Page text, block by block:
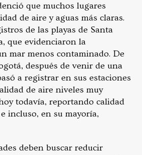
que muchos lugares
de aire y aguas más claras.
de las playas de Santa
que evidenciaron la
mar menos contaminado. De
después de venir de una
a registrar en sus estaciones
de aire niveles muy
todavía, reportando calidad
incluso, en su mayoría,
deben buscar reducir